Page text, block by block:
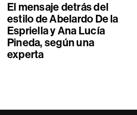
El mensaje detrás del
estilo de Abelardo De la
Espriella y Ana Lucía
Pineda, según una
experta